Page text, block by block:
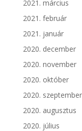
2021. március
2021. február
2021. január
2020. december
2020. november
2020. október
2020. szeptember
2020. augusztus
2020. július